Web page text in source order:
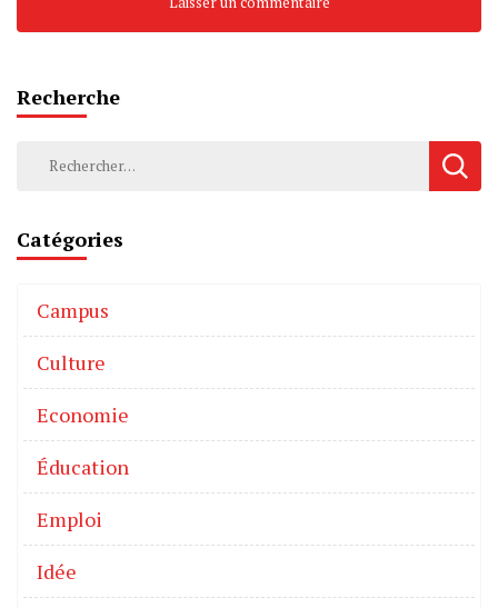
Recherche
Catégories
Campus
Culture
Economie
Éducation
Emploi
Idée